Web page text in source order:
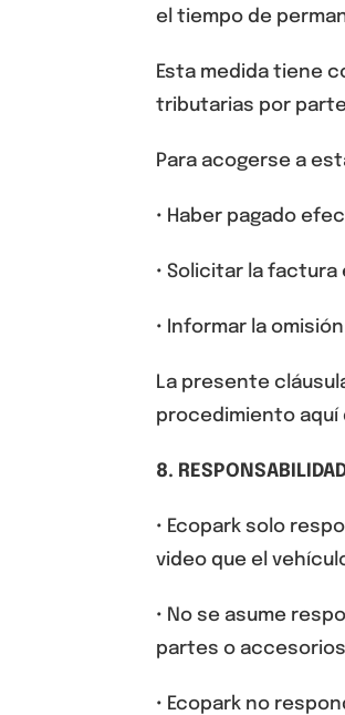
el tiempo de
Esta medida tiene
tributarias por
Para acogerse a
• Haber pagado
• Solicitar la factura
• Informar la
La presente
procedimiento aquí
8.
• Ecopark solo
video que el
• No se asume
partes o
• Ecopark no